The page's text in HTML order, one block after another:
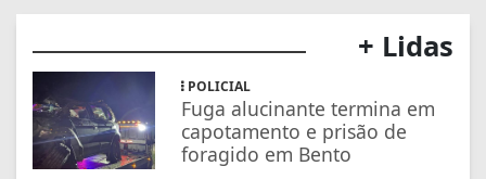
+ Lidas
POLICIAL
Fuga alucinante termina em
capotamento e prisão de
foragido em Bento